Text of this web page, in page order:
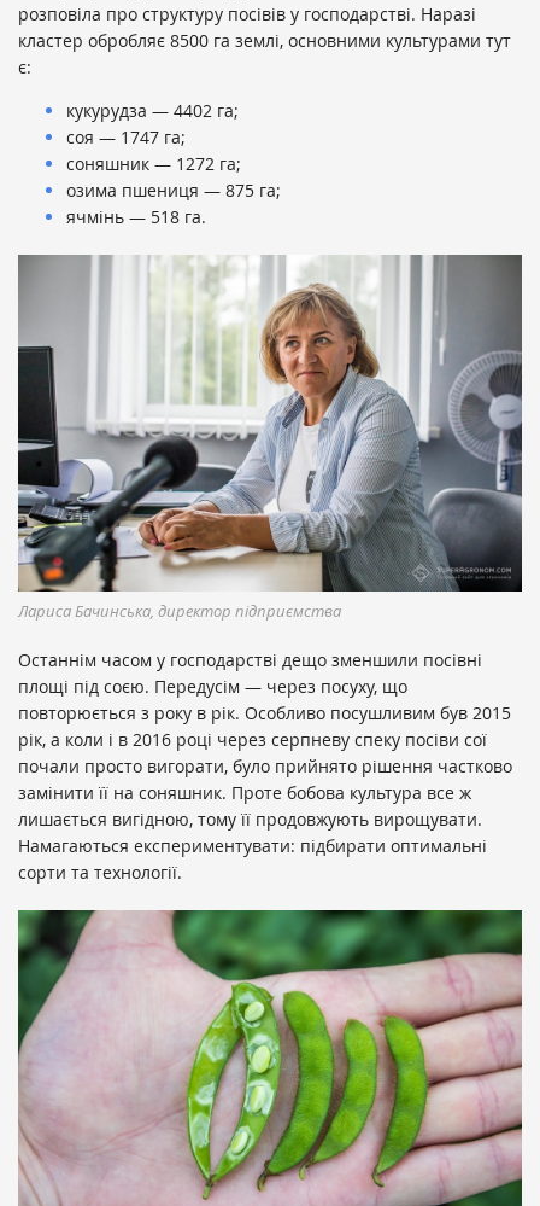
розповіла про структуру посівів у господарстві. Наразі
кластер обробляє 8500 га землі, основними культурами тут
є:
кукурудза — 4402 га;
соя — 1747 га;
соняшник — 1272 га;
озима пшениця — 875 га;
ячмінь — 518 га.
Лариса Бачинська, директор підприємства
Останнім часом у господарстві дещо зменшили посівні
площі під соєю. Передусім — через посуху, що
повторюється з року в рік. Особливо посушливим був 2015
рік, а коли і в 2016 році через серпневу спеку посіви сої
почали просто вигорати, було прийнято рішення частково
замінити її на соняшник. Проте бобова культура все ж
лишається вигідною, тому її продовжують вирощувати.
Намагаються експериментувати: підбирати оптимальні
сорти та технології.